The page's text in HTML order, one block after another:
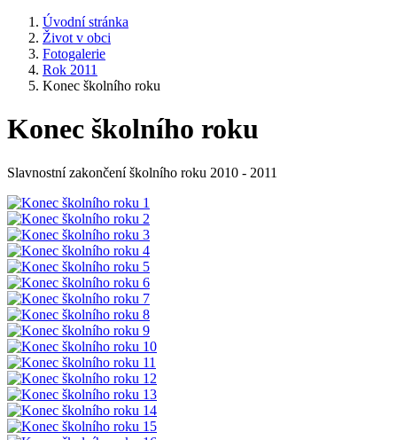
Úvodní stránka
Život v obci
Fotogalerie
Rok 2011
Konec školního roku
Konec školního roku
Slavnostní zakončení školního roku 2010 - 2011